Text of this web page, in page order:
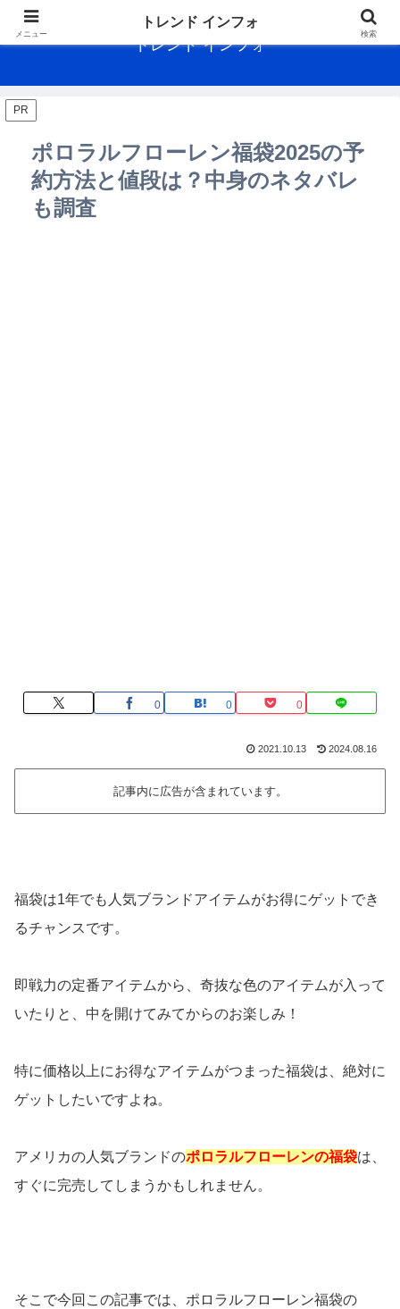
メニュー
トレンド インフォ
検索
トレンド インフォ
PR
ポロラルフローレン福袋2025の予
約方法と値段は？中身のネタバレ
も調査
0 0 0
2021.10.13 2024.08.16
記事内に広告が含まれています。
福袋は1年でも人気ブランドアイテムがお得にゲットでき
るチャンスです。
即戦力の定番アイテムから、奇抜な色のアイテムが入って
いたりと、中を開けてみてからのお楽しみ！
特に価格以上にお得なアイテムがつまった福袋は、絶対に
ゲットしたいですよね。
アメリカの人気ブランドのポロラルフローレンの福袋は、
すぐに完売してしまうかもしれません。
そこで今回この記事では、ポロラルフローレン福袋の